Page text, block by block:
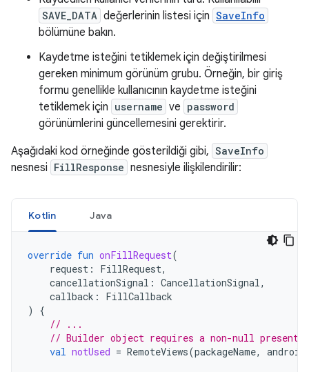
SAVE_DATA değerlerinin listesi için SaveInfo
bölümüne bakın.
Kaydetme isteğini tetiklemek için değiştirilmesi
gereken minimum görünüm grubu. Örneğin, bir giriş
formu genellikle kullanıcının kaydetme isteğini
tetiklemek için username ve password
görünümlerini güncellemesini gerektirir.
Aşağıdaki kod örneğinde gösterildiği gibi, SaveInfo
nesnesi FillResponse nesnesiyle ilişkilendirilir:
Kotlin Java
override fun onFillRequest(
request : FillRequest,
cancellationSignal : CancellationSignal,
callback :
FillCallback
)
{
// ...
// Builder object requires a non-null
val notUsed = RemoteViews(packageName, android